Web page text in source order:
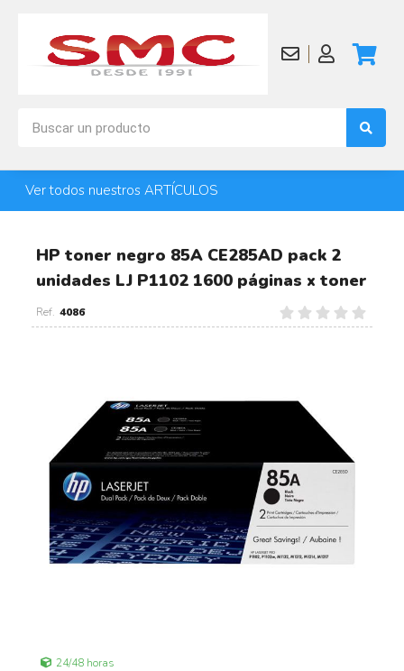
Ver todos nuestros ARTÍCULOS
HP toner negro 85A CE285AD pack 2
unidades LJ P1102 1600 páginas x toner
4086
24/48 horas